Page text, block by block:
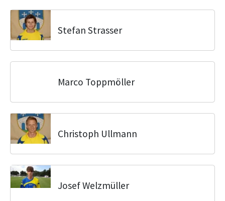
Stefan Strasser
Marco Toppmöller
Christoph Ullmann
Josef Welzmüller